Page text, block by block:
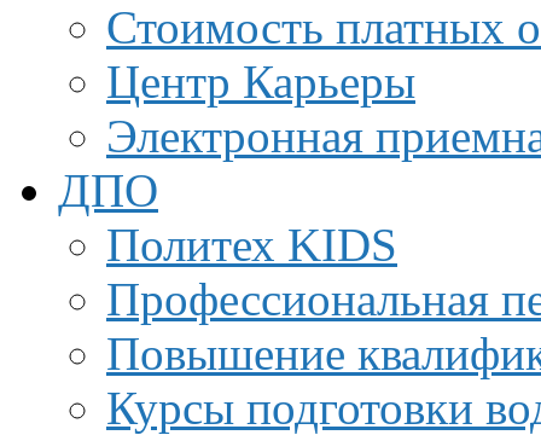
Стоимость платных
Центр Карьеры
Электронная
ДПО
Политех KIDS
Профессиональная
Повышение
Курсы подготовки